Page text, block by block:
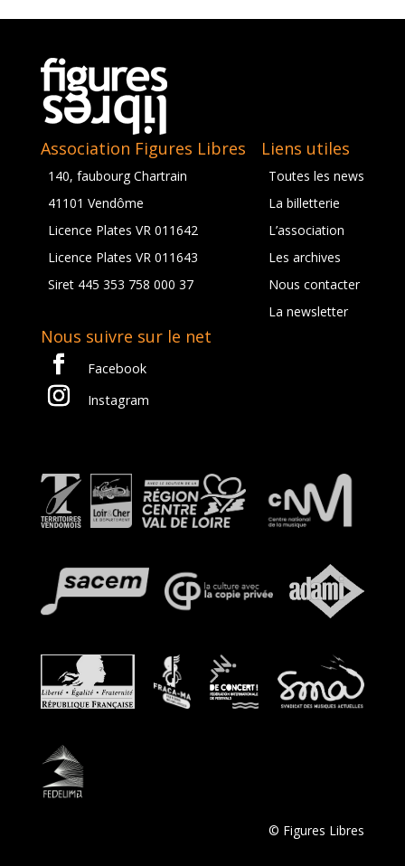
Association Figures Libres
140, faubourg Chartrain
41101 Vendôme
Licence Plates VR 011642
Licence Plates VR 011643
Siret 445 353 758 000 37
Liens utiles
Toutes les news
La billetterie
L’association
Les archives
Nous contacter
La newsletter
Nous suivre sur le net
Facebook
Instagram
© Figures Libres